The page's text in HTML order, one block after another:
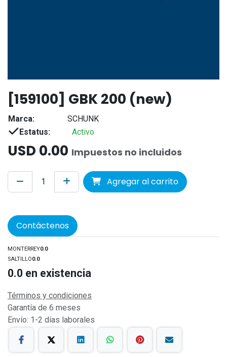
[159100] GBK 200 (new)
Marca:
SCHUNK
Estatus:
Activo
USD 0.00 Impuestos no incluidos
Agregar al carrito
Contáctenos
MONTERREY0.0
SALTILLO0.0
0.0 en existencia
Términos y condiciones
Garantía de 6 meses
Envío: 1-2 días laborales